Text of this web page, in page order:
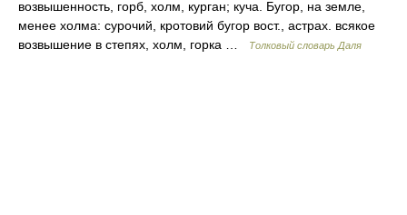
возвышенность, горб, холм, курган; куча. Бугор, на земле,
менее холма: сурочий, кротовий бугор вост., астрах. всякое
возвышение в степях, холм, горка …
Толковый словарь Даля